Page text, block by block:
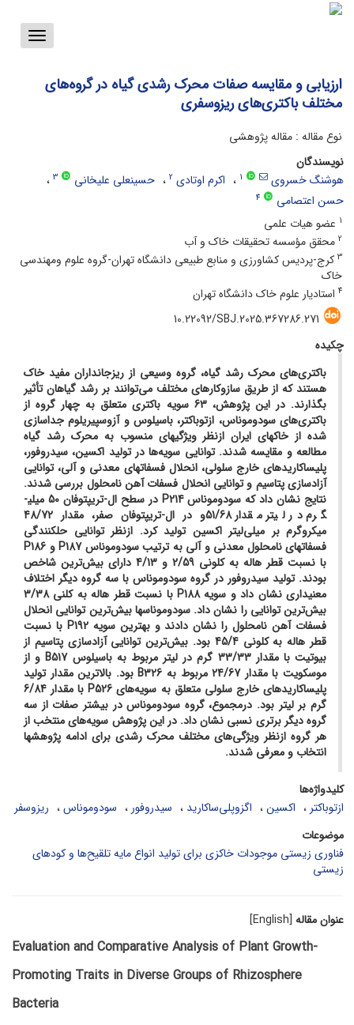
Toggle
ارزیابی و مقایسه صفات محرک رشدی گیاه در گروه‌های
مختلف باکتری‌های ریزوسفری
نوع مقاله : مقاله پژوهشی
نویسندگان
هوشنگ خسروی
1 اکرم اوتادی 2 حسینعلی علیخانی 3
حسن اعتصامی
4
1 عضو هیات علمی
2 محقق مؤسسه تحقیقات خاک و آب
3 کرج-پردیس کشاورزی و منابع طبیعی دانشگاه تهران-گروه علوم ومهندسی
خاک
4 استادیار علوم خاک دانشگاه تهران
10.22092/SBJ.2025.367286.271
چکیده
باکتری‌های محرک رشد گیاه، گروه وسیعی از ریزجانداران مفید خاک
هستند که از طریق سازوکارهای مختلف می‌توانند بر رشد گیاهان تأثیر
بگذارند. در این پژوهش، 63 سویه باکتری متعلق به چهار گروه از
باکتری‌های سودوموناس، ازتوباکتر، باسیلوس و آزوسپیریلوم جداسازی
شده از خاک­های ایران ازنظر ویژگی­های منسوب به محرک رشد گیاه
مطالعه و مقایسه شدند. توانایی سویه‌ها در تولید اکسین، سیدروفور،
پلی­ساکاریدهای خارج سلولی، انحلال فسفات­های معدنی و آلی، توانایی
آزادسازی پتاسیم و توانایی انحلال فسفات آهن نامحلول بررسی شدند.
نتایج نشان داد که سودوموناسP214
در سطح ال-تریپتوفان 50 میلی­
گرم در لیتر مقدار 51/68و در ال-تریپتوفان صفر، مقدار 48/72
میکروگرم بر میلی‌لیتر اکسین تولید کرد. ازنظر توانایی حل­کنندگی
فسفات­های نامحلول معدنی و آلی به ترتیب سودوموناسP187و P186
با نسبت قطر هاله به کلونی 2/59 و 4/13 دارای بیش‌ترین شاخص
بودند. تولید سیدروفور در گروه سودوموناس با سه گروه دیگر اختلاف
معنی­داری نشان داد و سویهP188
با نسبت قطر هاله به کلنی 3/38
بیش‌ترین توانایی را نشان داد. سودوموناس­ها بیش‌ترین توانایی انحلال
فسفات آهن نامحلول را نشان دادند و بهترین سویهP192 با نسبت
قطر هاله به کلونی 45/4 بود. بیش‌ترین توانایی آزادسازی پتاسیم از
بیوتیت با مقدار 33/33 گرم در لیتر مربوط به باسیلوس
B517
و از
موسکویت با مقدار 24/67 مربوط به
B326بود. بالاترین مقدار تولید
پلی­ساکاریدهای خارج سلولی متعلق به سویه‌های P526
با مقدار 6/84
گرم بر لیتر بود. درمجموع، گروه سودوموناس در بیشتر صفات از سه
گروه دیگر برتری نسبی نشان داد. در این پژوهش سویه‌های منتخب از
هر گروه ازنظر ویژگی‌های مختلف محرک رشدی برای ادامه پژوهش­ها
انتخاب و معرفی شدند.
کلیدواژه‌ها
ازتوباکتر
اکسین اگزوپلی‌ساکارید سیدروفور سودوموناس
ریزوسفر
موضوعات
فناوری زیستی موجودات خاکزی برای تولید انواع مایه تلقیح‌ها و کودهای
زیستی
عنوان مقاله [English]
Evaluation and Comparative Analysis of Plant Growth-
Promoting Traits in Diverse Groups of Rhizosphere
Bacteria